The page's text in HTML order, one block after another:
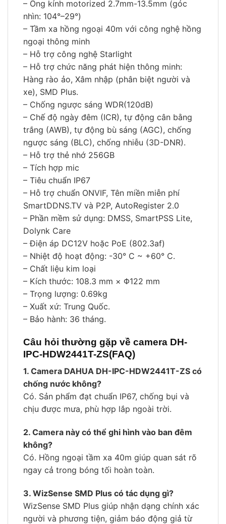
– Ống kính motorized 2.7mm-13.5mm (góc
nhìn: 104°–29°)
– Tầm xa hồng ngoại 40m với công nghệ hồng
ngoại thông minh
– Hỗ trợ công nghệ Starlight
– Hỗ trợ chức năng phát hiện thông minh:
Hàng rào ảo, Xâm nhập (phân biệt người và
xe), SMD Plus.
– Chống ngược sáng WDR(120dB)
– Chế độ ngày đêm (ICR), tự động cân bằng
trắng (AWB), tự động bù sáng (AGC), chống
ngược sáng (BLC), chống nhiễu (3D-DNR).
– Hỗ trợ thẻ nhớ 256GB
– Tích hợp mic
– Tiêu chuẩn IP67
– Hỗ trợ chuẩn ONVIF, Tên miền miễn phí
SmartDDNS.TV và P2P, AutoRegister 2.0
– Phần mềm sử dụng: DMSS, SmartPSS Lite,
Dolynk Care
– Điện áp DC12V hoặc PoE (802.3af)
– Nhiệt độ hoạt động: -30° C ~ +60° C.
– Chất liệu kim loại
– Kích thước: 108.3 mm × Φ122 mm
– Trọng lượng: 0.69kg
– Xuất xứ: Trung Quốc.
– Bảo hành: 36 tháng.
Câu hỏi thường gặp về camera DH-
IPC-HDW2441T-ZS(FAQ)
1. Camera DAHUA DH-IPC-HDW2441T-ZS có
chống nước không?
Có. Sản phẩm đạt chuẩn IP67, chống bụi và
chịu được mưa, phù hợp lắp ngoài trời.
2. Camera này có thể ghi hình vào ban đêm
không?
Có. Hồng ngoại tầm xa 40m giúp quan sát rõ
ngay cả trong bóng tối hoàn toàn.
3. WizSense SMD Plus có tác dụng gì?
WizSense SMD Plus giúp nhận dạng chính xác
người và phương tiện, giảm báo động giả từ